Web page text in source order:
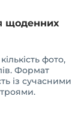
щоденних
фото,
Формат
із сучасними